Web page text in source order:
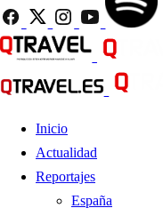
Inicio
Actualidad
Reportajes
España